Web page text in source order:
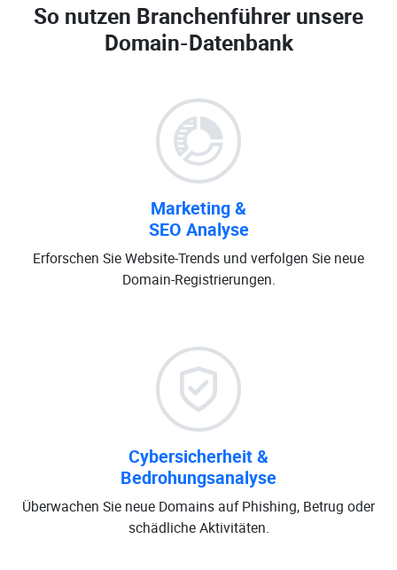
So nutzen Branchenführer unsere
Domain-Datenbank
Marketing &
SEO Analyse
Erforschen Sie Website-Trends und verfolgen Sie neue
Domain-Registrierungen.
Cybersicherheit &
Bedrohungsanalyse
Überwachen Sie neue Domains auf Phishing, Betrug oder
schädliche Aktivitäten.